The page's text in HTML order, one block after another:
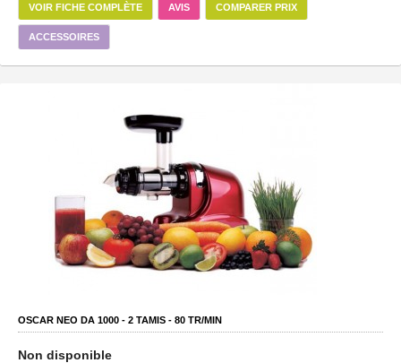
VOIR FICHE COMPLÈTE AVIS COMPARER PRIX
ACCESSOIRES
OSCAR NEO DA 1000 - 2 TAMIS - 80 TR/MIN
Non disponible